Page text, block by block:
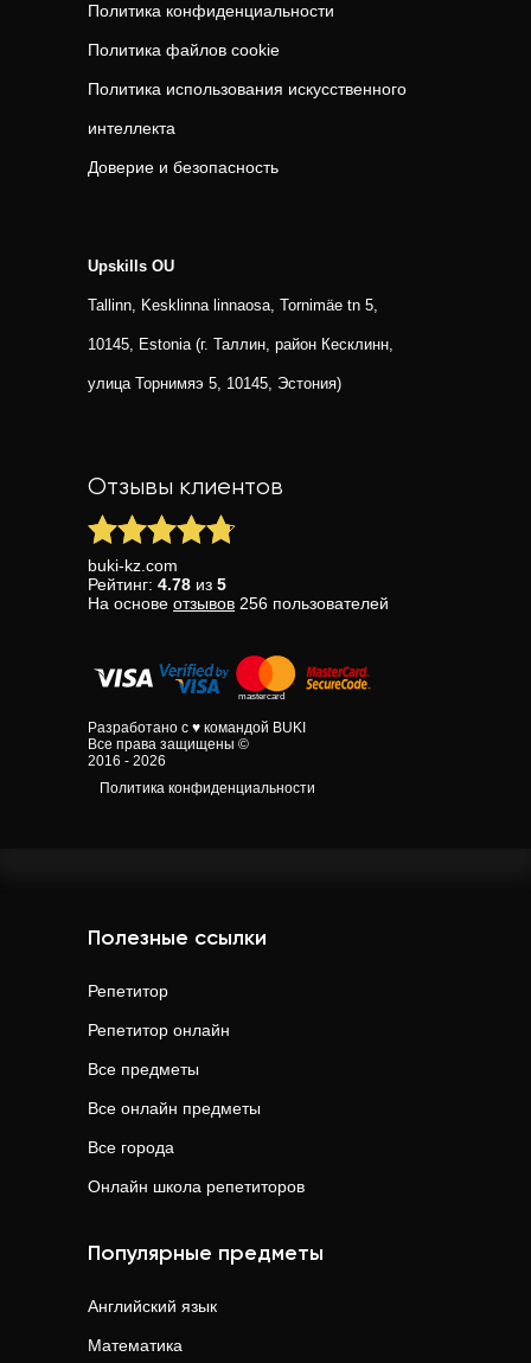
Политика конфиденциальности
Политика файлов cookie
Политика использования искусственного
интеллекта
Доверие и безопасность
Upskills OU
Tallinn, Kesklinna linnaosa, Tornimäe tn 5,
10145, Estonia (г. Таллин, район Кесклинн,
улица Торнимяэ 5, 10145, Эстония)
Отзывы клиентов
buki-kz.com
Рейтинг: 4.78 из 5
На основе отзывов 256 пользователей
Разработано с ♥ командой BUKI
Все права защищены ©
2016 - 2026
Политика конфиденциальности
Полезные ссылки
Репетитор
Репетитор онлайн
Все предметы
Все онлайн предметы
Все города
Онлайн школа репетиторов
Популярные предметы
Английский язык
Математика